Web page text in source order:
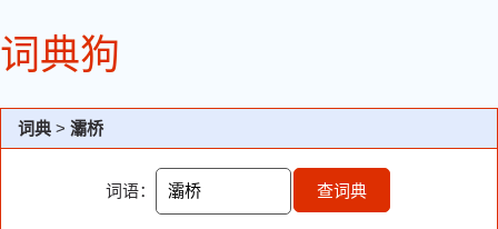
词典狗
词典 > 灞桥
词语： 查词典